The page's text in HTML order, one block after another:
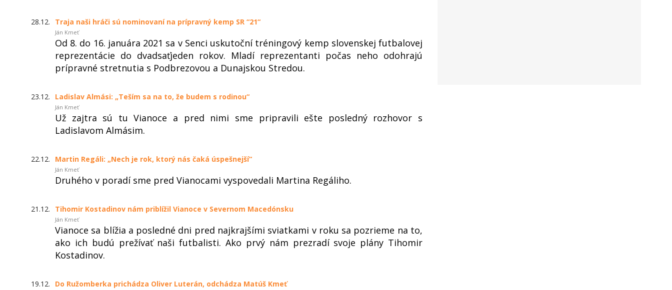
28.12. Traja naši hráči sú nominovaní na prípravný kemp SR “21“
Ján Kmeť
Od 8. do 16. januára 2021 sa v Senci uskutoční tréningový kemp slovenskej futbalovej
reprezentácie do dvadsaťjeden rokov. Mladí reprezentanti počas neho odohrajú
prípravné stretnutia s Podbrezovou a Dunajskou Stredou.
23.12. Ladislav Almási: „Teším sa na to, že budem s rodinou“
Ján Kmeť
Už zajtra sú tu Vianoce a pred nimi sme pripravili ešte posledný rozhovor s
Ladislavom Almásim.
22.12. Martin Regáli: „Nech je rok, ktorý nás čaká úspešnejší“
Ján Kmeť
Druhého v poradí sme pred Vianocami vyspovedali Martina Regáliho.
21.12. Tihomir Kostadinov nám priblížil Vianoce v Severnom Macedónsku
Ján Kmeť
Vianoce sa blížia a posledné dni pred najkrajšími sviatkami v roku sa pozrieme na to,
ako ich budú prežívať naši futbalisti. Ako prvý nám prezradí svoje plány Tihomir
Kostadinov.
19.12. Do Ružomberka prichádza Oliver Luterán, odchádza Matúš Kmeť